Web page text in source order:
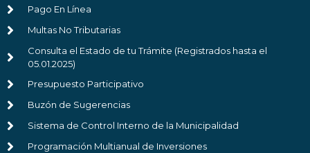
Pago En Línea
Multas No Tributarias
Consulta el Estado de tu Trámite (Registrados hasta el
05.01.2025)
Presupuesto Participativo
Buzón de Sugerencias
Sistema de Control Interno de la Municipalidad
Programación Multianual de Inversiones